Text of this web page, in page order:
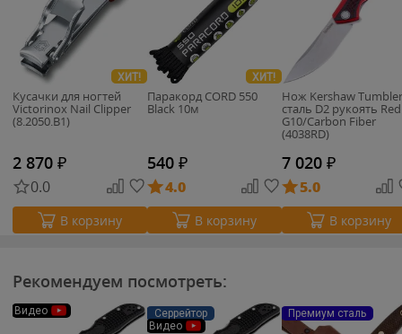
ХИТ!
Кусачки для ногтей
Victorinox Nail Clipper
(8.2050.B1)
2 870 ₽
0.0
В корзину
ХИТ!
Паракорд CORD 550
Black 10м
540 ₽
4.0
В корзину
Нож Kershaw Tumbler
сталь D2 рукоять Red
G10/Carbon Fiber
(4038RD)
7 020 ₽
5.0
В корзину
Рекомендуем посмотреть:
Видео
Серрейтор
Видео
Премиум сталь